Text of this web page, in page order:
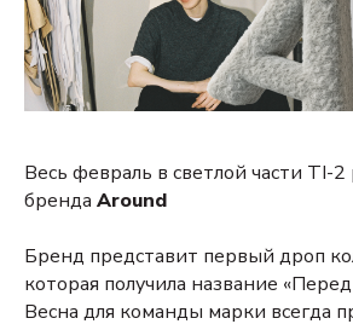
Весь февраль в светлой части TI-2
бренда Around
Бренд представит первый дроп
которая получила название
Весна для команды марки всегда